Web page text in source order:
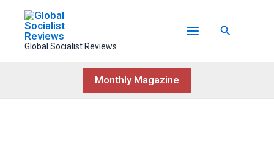
contentGlobal Socialist Reviews
Search
Monthly Magazine